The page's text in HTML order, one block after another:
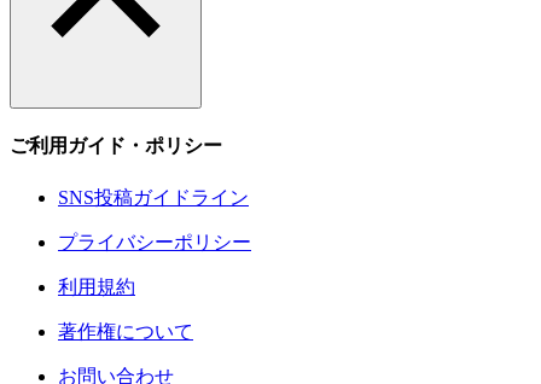
ご利用ガイド・ポリシー
SNS投稿ガイドライン
プライバシーポリシー
利用規約
著作権について
お問い合わせ